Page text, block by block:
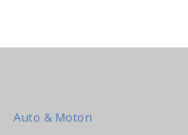
Auto & Motori